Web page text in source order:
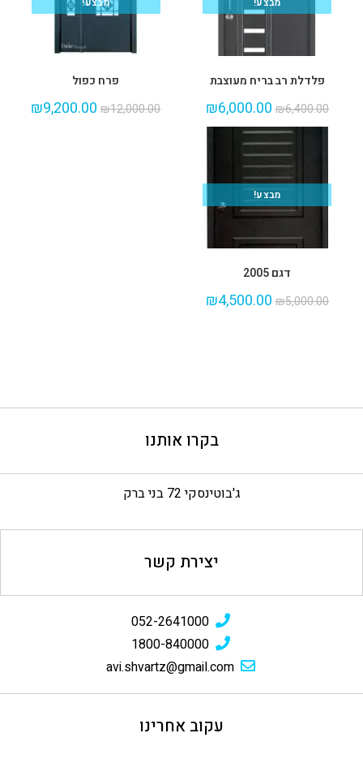
פלדלת רב בריח מעוצבת
₪6,400.00
₪6,000.00
פרח כפול
₪12,000.00
₪9,200.00
מבצע!
דגם 2005
₪5,000.00
₪4,500.00
בקרו אותנו
ג'בוטינסקי 72 בני ברק
יצירת קשר
052-2641000
1800-840000
avi.shvartz@gmail.com
עקוב אחרינו